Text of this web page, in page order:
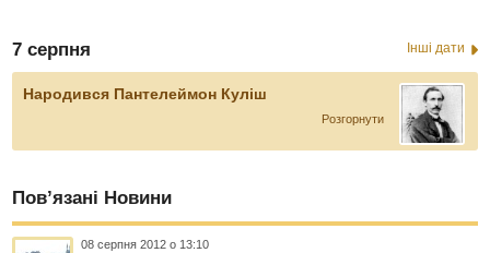
7 серпня Інші дати
Народився Пантелеймон Куліш
Розгорнути
Пов’язані Новини
08 серпня 2012 о 13:10